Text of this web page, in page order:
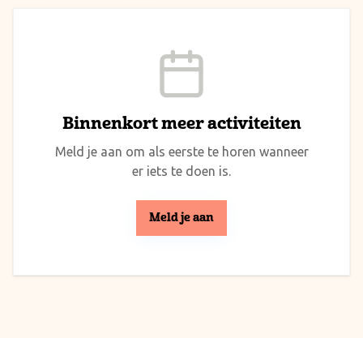
Binnenkort meer activiteiten
Meld je aan om als eerste te horen wanneer
er iets te doen is.
Meld je aan